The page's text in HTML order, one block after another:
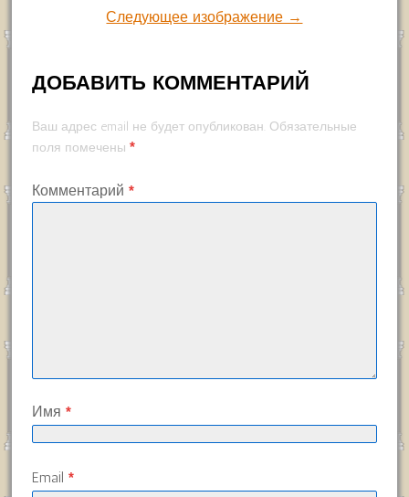
Следующее изображение →
ДОБАВИТЬ КОММЕНТАРИЙ
Ваш адрес email не будет опубликован. Обязательные
поля помечены *
Комментарий *
Имя *
Email *